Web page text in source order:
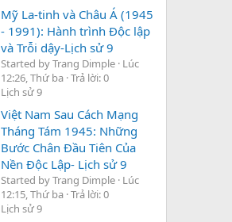
Mỹ La-tinh và Châu Á (1945
- 1991): Hành trình Độc lập
và Trỗi dậy-Lịch sử 9
Started by Trang Dimple Lúc
12:26, Thứ ba Trả lời: 0
Lịch sử 9
Việt Nam Sau Cách Mạng
Tháng Tám 1945: Những
Bước Chân Đầu Tiên Của
Nền Độc Lập- Lịch sử 9
Started by Trang Dimple Lúc
12:15, Thứ ba Trả lời: 0
Lịch sử 9